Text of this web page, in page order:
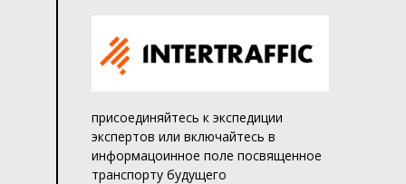
присоединяйтесь к экспедиции
экспертов или включайтесь в
информацоинное поле посвященное
транспорту будущего